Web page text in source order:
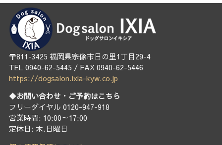
〒811-3425 福岡県宗像市日の里1丁目29-4
TEL 0940-62-5445 / FAX 0940-62-5446
https://dogsalon.ixia-kyw.co.jp
◆お問い合わせ・ご予約はこちら
フリーダイヤル 0120-947-918
営業時間: 10:00～17:00
定休日: 木.日曜日